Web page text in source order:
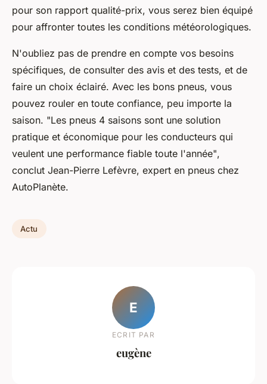
pour son rapport qualité-prix, vous serez bien équipé
pour affronter toutes les conditions météorologiques.
N'oubliez pas de prendre en compte vos besoins
spécifiques, de consulter des avis et des tests, et de
faire un choix éclairé. Avec les bons pneus, vous
pouvez rouler en toute confiance, peu importe la
saison. "Les pneus 4 saisons sont une solution
pratique et économique pour les conducteurs qui
veulent une performance fiable toute l'année",
conclut Jean-Pierre Lefèvre, expert en pneus chez
AutoPlanète.
Actu
E
ECRIT PAR
eugène